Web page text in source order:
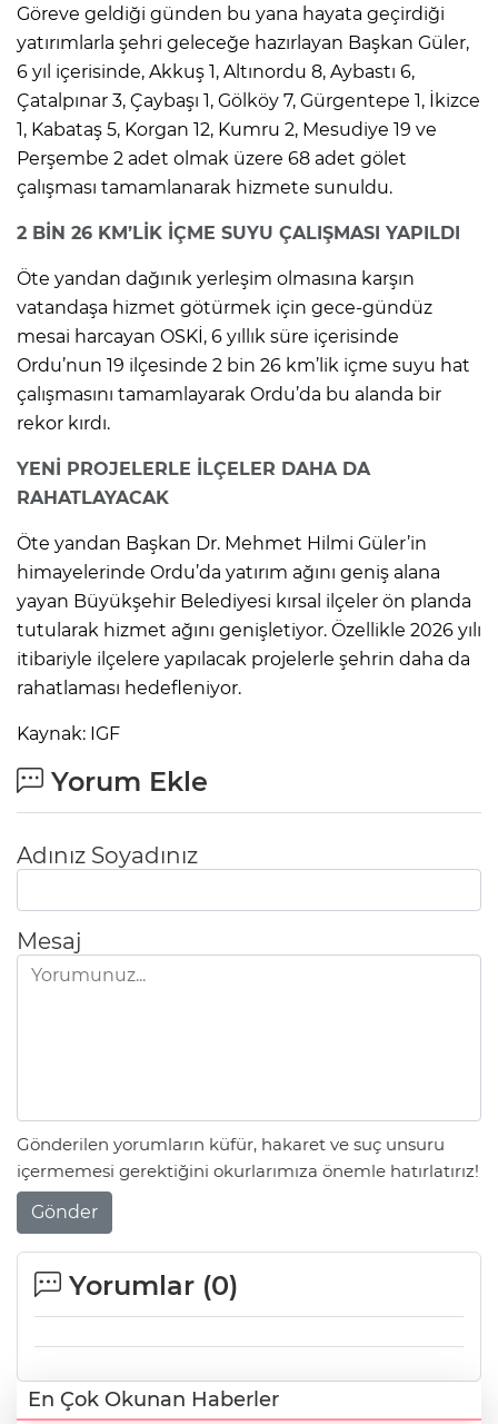
Göreve geldiği günden bu yana hayata geçirdiği
yatırımlarla şehri geleceğe hazırlayan Başkan Güler,
6 yıl içerisinde, Akkuş 1, Altınordu 8, Aybastı 6,
Çatalpınar 3, Çaybaşı 1, Gölköy 7, Gürgentepe 1, İkizce
1, Kabataş 5, Korgan 12, Kumru 2, Mesudiye 19 ve
Perşembe 2 adet olmak üzere 68 adet gölet
çalışması tamamlanarak hizmete sunuldu.
2 BİN 26 KM’LİK İÇME SUYU ÇALIŞMASI YAPILDI
Öte yandan dağınık yerleşim olmasına karşın
vatandaşa hizmet götürmek için gece-gündüz
mesai harcayan OSKİ, 6 yıllık süre içerisinde
Ordu’nun 19 ilçesinde 2 bin 26 km’lik içme suyu hat
çalışmasını tamamlayarak Ordu’da bu alanda bir
rekor kırdı.
YENİ PROJELERLE İLÇELER DAHA DA
RAHATLAYACAK
Öte yandan Başkan Dr. Mehmet Hilmi Güler’in
himayelerinde Ordu’da yatırım ağını geniş alana
yayan Büyükşehir Belediyesi kırsal ilçeler ön planda
tutularak hizmet ağını genişletiyor. Özellikle 2026 yılı
itibariyle ilçelere yapılacak projelerle şehrin daha da
rahatlaması hedefleniyor.
Kaynak: IGF
Yorum Ekle
Adınız Soyadınız
Mesaj
Gönderilen yorumların küfür, hakaret ve suç unsuru
içermemesi gerektiğini okurlarımıza önemle hatırlatırız!
Gönder
Yorumlar (0)
En Çok Okunan Haberler